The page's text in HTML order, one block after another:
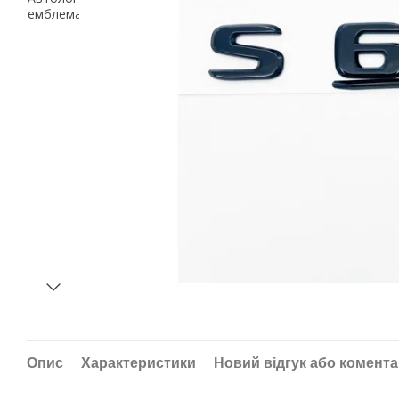
Опис Характеристики Новий відгук або